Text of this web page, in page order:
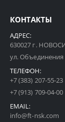
КОНТАКТЫ
АДРЕС:
630027 г.
ул. Объединения
ТЕЛЕФОН:
+7 (383) 207-55-23
+7 (913) 709-04-00
EMAIL:
info@ft-nsk.com